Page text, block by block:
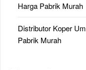
Harga Pabrik Murah
Distributor Koper
Pabrik Murah